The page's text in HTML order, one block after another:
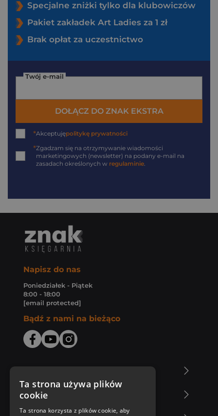
Specjalne zniżki tylko dla klubowiczów
Pakiet zakładek Art Ladies za 1 zł
Brak opłat za uczestnictwo
Twój e-mail
DOŁĄCZ DO ZNAK EKSTRA
*Akceptujępolitykę prywatności
*Zgadzam się na otrzymywanie wiadomości
marketingowych (newsletter) na podany e-mail na
zasadach określonych w regulaminie.
Napisz do nas
Poniedziałek - Piątek
8:00 - 18:00
[email protected]
Bądź z nami na bieżąco
Zakupy u nas
Ta strona używa plików
cookie
Ta strona korzysta z plików cookie, aby